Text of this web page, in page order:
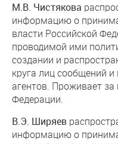
М.В. Чистякова
информацию о
власти Российской
проводимой ими
создании и
круга лиц сообщений
агентов. Проживает
Федерации.
В.Э. Ширяев
информацию о